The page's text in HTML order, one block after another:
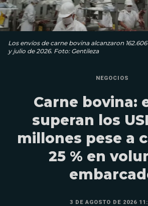
Los envíos de carne bovina alcanzaron
y julio de 2026. Foto: Gentileza
NEGOCIOS
Carne bovina:
superan los
millones pese a
25 % en
3 DE AGOSTO DE 2026